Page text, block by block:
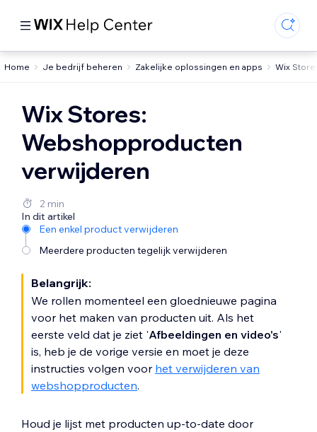
Home Je bedrijf beheren Zakelijke oplossingen en apps Wix
Wix Stores:
Webshopproducten
verwijderen
2 min
In dit artikel
Een enkel product verwijderen
Meerdere producten tegelijk verwijderen
Belangrijk:
We rollen momenteel een gloednieuwe pagina
voor het maken van producten uit. Als het
eerste veld dat je ziet 'Afbeeldingen en video's'
is, heb je de vorige versie en moet je deze
instructies volgen voor het verwijderen van
webshopproducten.
Houd je lijst met producten up-to-date door